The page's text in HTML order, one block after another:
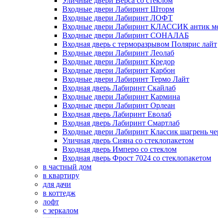
Входные двери Лабиринт Шторм
Входные двери Лабиринт ЛОФТ
Входные двери Лабиринт КЛАССИК антик
Входные двери Лабиринт СОНАЛАБ
Входная дверь с терморазрывом Полярис лайт
Входные двери Лабиринт Леолаб
Входные двери Лабиринт Кредор
Входные двери Лабиринт Карбон
Входные двери Лабиринт Термо Лайт
Входная дверь Лабиринт Скайлаб
Входные двери Лабиринт Кармина
Входные двери Лабиринт Орлеан
Входная дверь Лабиринт Еволаб
Входная дверь Лабиринт Смартлаб
Входные двери Лабиринт Классик шагрень
Уличная дверь Сияна со стеклопакетом
Входная дверь Имперо со стеклом
Входная дверь Фрост 7024 со стеклопакетом
в частный дом
в квартиру
для дачи
в коттедж
лофт
с зеркалом